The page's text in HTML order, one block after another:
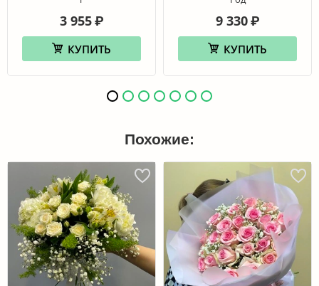
3 955 ₽
КУПИТЬ
9 330 ₽
КУПИТЬ
Похожие: